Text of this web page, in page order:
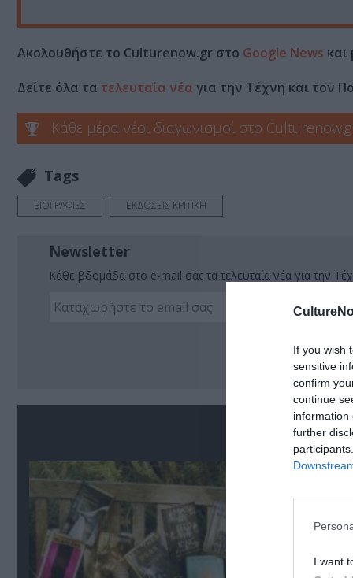
If you wish
sensitive
confirm
continue
information
further
I want
Ακολουθήστε το Culturenow.gr στο Google News και
Δείτε όλα τα τελευταία νέα για την Τέχνη και τον
Κάθε μέρα νέοι διαγωνισμοί στο
Tags
ΒΙΟΓΡΑΦΙΕΣ ΕΚΔΟΣΕΙΣ ΚΡΙΤΙΚΗ
Newsletter
Κάθε βδομάδα στο e-mail σας τα τελευταία νέα για την